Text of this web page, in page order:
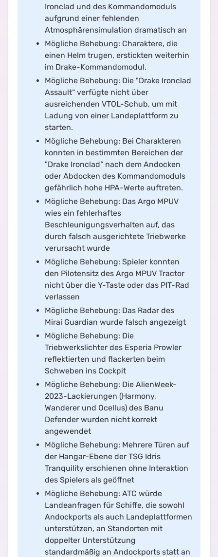
Ironclad und des Kommandomoduls
aufgrund einer fehlenden
Atmosphärensimulation dramatisch an
Mögliche Behebung: Charaktere, die
einen Helm trugen, erstickten weiterhin
im Drake-Kommandomodul.
Mögliche Behebung: Die "Drake Ironclad
Assault“ verfügte nicht über
ausreichenden VTOL-Schub, um mit
Ladung von einer Landeplattform zu
starten.
Mögliche Behebung: Bei Charakteren
konnten in bestimmten Bereichen der
"Drake Ironclad“ nach dem Andocken
oder Abdocken des Kommandomoduls
gefährlich hohe HPA-Werte auftreten.
Mögliche Behebung: Das Argo MPUV
wies ein fehlerhaftes
Beschleunigungsverhalten auf, das
durch falsch ausgerichtete Triebwerke
verursacht wurde
Mögliche Behebung: Spieler konnten
den Pilotensitz des Argo MPUV Tractor
nicht über die Y-Taste oder das PIT-Rad
verlassen
Mögliche Behebung: Das Radar des
Mirai Guardian wurde falsch angezeigt
Mögliche Behebung: Die
Triebwerkslichter des Esperia Prowler
reflektierten und flackerten beim
Schweben ins Cockpit
Mögliche Behebung: Die AlienWeek-
2023-Lackierungen (Harmony,
Wanderer und Ocellus) des Banu
Defender wurden nicht korrekt
angewendet
Mögliche Behebung: Mehrere Türen auf
der Hangar-Ebene der TSG Idris
Tranquility erschienen ohne Interaktion
des Spielers als geöffnet
Mögliche Behebung: ATC würde
Landeanfragen für Schiffe, die sowohl
Andockports als auch Landeplattformen
unterstützen, an Standorten mit
doppelter Unterstützung
standardmäßig an Andockports statt an